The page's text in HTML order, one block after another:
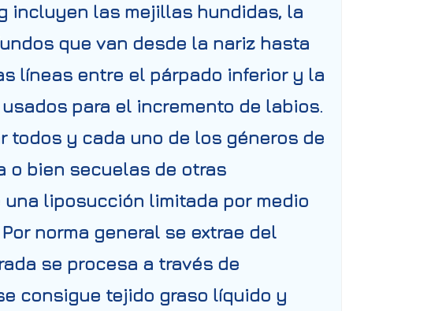
incluyen las mejillas hundidas, la
que van desde la nariz hasta
líneas entre el párpado inferior y la
para el incremento de labios.
todos y cada uno de los géneros de
o bien secuelas de otras
liposucción limitada por medio
norma general se extrae del
se procesa a través de
consigue tejido graso líquido y